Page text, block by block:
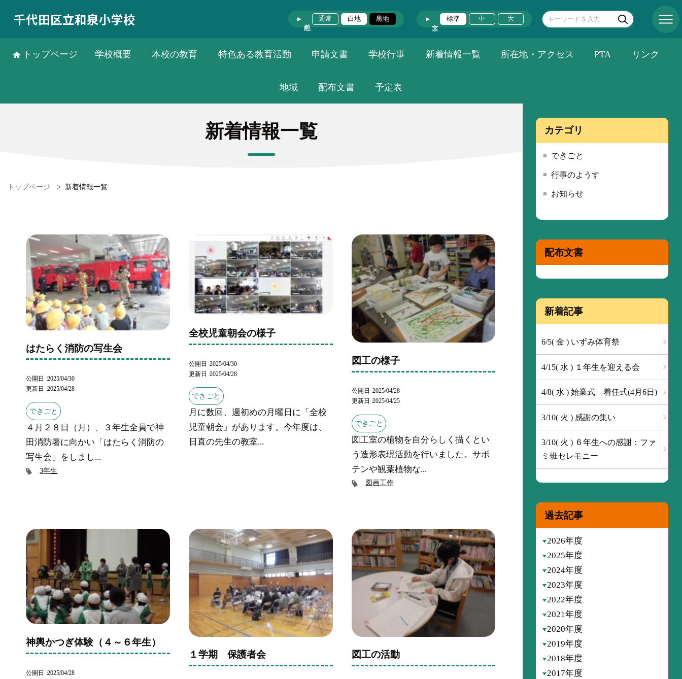
千代田区立和泉小学校 通常 白地 黒地 標準 中 大
トップページ 学校概要 本校の教育 特色ある教育活動 申請文書 学校行事 新着情報一覧 所在地・アクセス PTA リンク
地域 配布文書 予定表
新着情報一覧
トップページ > 新着情報一覧
はたらく消防の写生会
公開日
2025/04/30
更新日
2025/04/28
できごと
４月２８日（月）、３年生全員で神
田消防署に向かい「はたらく消防の
写生会」をしまし...
3年生
全校児童朝会の様子
公開日 2025/04/30
更新日 2025/04/28
できごと
月に数回、週初めの月曜日に「全校
児童朝会」があります。今年度は、
日直の先生の教室...
図工の様子
公開日 2025/04/28
更新日 2025/04/25
できごと
図工室の植物を自分らしく描くとい
う造形表現活動を行いました。サボ
テンや観葉植物な...
図画工作
神輿かつぎ体験（４～６年生）
公開日
2025/04/28
１学期 保護者会 図工の活動
カテゴリ
できごと
行事のようす
お知らせ
配布文書
新着記事
6/5( 金 ) いずみ体育祭
4/15( 水 ) １年生を迎える会
4/8( 水 ) 始業式 着任式(4月6日)
3/10( 火 ) 感謝の集い
3/10( 火 ) ６年生への感謝：ファ
ミ班セレモニー
過去記事
2026年度
2025年度
2024年度
2023年度
2022年度
2021年度
2020年度
2019年度
2018年度
2017年度